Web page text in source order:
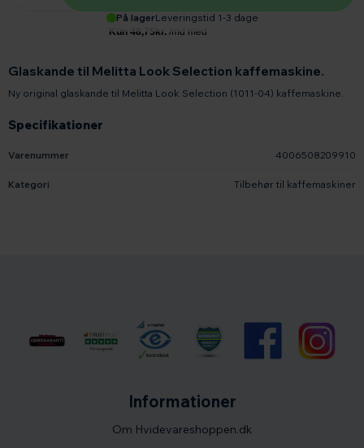
Specifikationer
Varenummer 4006508209910
Kategori Tilbehør til kaffemaskiner
Glaskande til Melitta Look Selection kaffemaskine.
Ny original glaskande til Melitta Look Selection (1011-04) kaffemaskine.
På lager Leveringstid 1-3 dage
Informationer
Om Hvidevareshoppen.dk